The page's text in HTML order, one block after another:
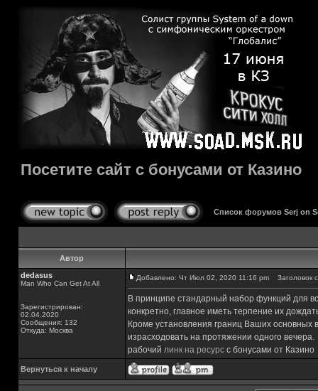
Посетите сайт с бонусами от Казино
Список форумов Serj on
Автор
dedasus
Man Who Can Get At All
Зарегистрирован:
02.04.2020
Сообщения: 132
Откуда: Москва
Добавлено: Чт Июл 02, 2020 11:16 pm Заголовок
В принципе стандарный набор функций для
конкретно, главное иметь терпение их
Кроме установления границ Ваших основных
израсходовать на протяжении одного вечера.
рабочий линк на ресурс с бонусами от Казино
Вернуться к началу